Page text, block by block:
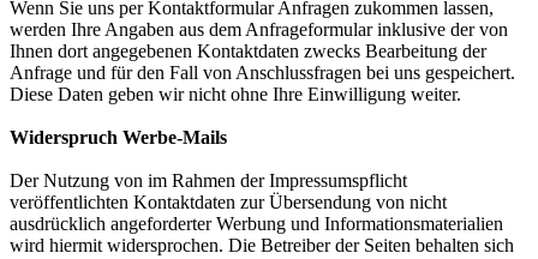
Wenn Sie uns per Kontaktformular Anfragen zukommen lassen,
werden Ihre Angaben aus dem Anfrageformular inklusive der von
Ihnen dort angegebenen Kontaktdaten zwecks Bearbeitung der
Anfrage und für den Fall von Anschlussfragen bei uns gespeichert.
Diese Daten geben wir nicht ohne Ihre Einwilligung weiter.
Widerspruch Werbe-Mails
Der Nutzung von im Rahmen der Impressumspflicht
veröffentlichten Kontaktdaten zur Übersendung von nicht
ausdrücklich angeforderter Werbung und Informationsmaterialien
wird hiermit widersprochen. Die Betreiber der Seiten behalten sich